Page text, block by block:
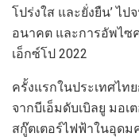
โปร่งใส และยั่งยืน’ไป
อนาคต และการอัพไซ
เอ็กซ์โป 2022
ครั้งแรกในประเทศไท
จากบีเอ็มดับเบิลยู มอเ
สกู๊ตเตอร์ไฟฟ้าในอุด